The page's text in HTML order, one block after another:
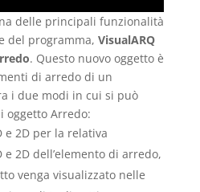
delle principali funzionalità
del programma, VisualARQ
. Questo nuovo oggetto è
di arredo di un
i due modi in cui si può
oggetto Arredo:
e 2D per la relativa
2D dell’elemento di arredo,
venga visualizzato nelle